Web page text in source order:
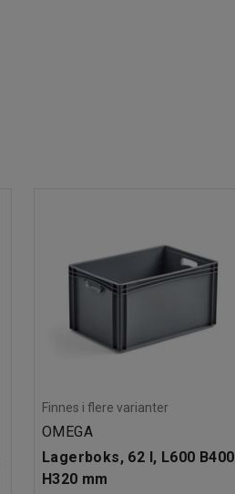
Finnes i flere varianter
OMEGA
Lagerboks, 62 l, L600 B400
H320 mm